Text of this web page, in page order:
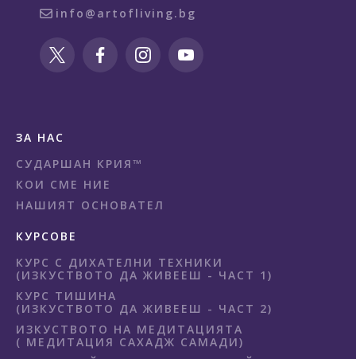
info@artofliving.bg
ЗА НАС
СУДАРШАН КРИЯ™
КОИ СМЕ НИЕ
НАШИЯТ ОСНОВАТЕЛ
КУРСОВЕ
КУРС С ДИХАТЕЛНИ ТЕХНИКИ
(ИЗКУСТВОТО ДА ЖИВЕЕШ - ЧАСТ 1)
КУРС ТИШИНА
(ИЗКУСТВОТО ДА ЖИВЕЕШ - ЧАСТ 2)
ИЗКУСТВОТО НА МЕДИТАЦИЯТА
( МЕДИТАЦИЯ САХАДЖ САМАДИ)